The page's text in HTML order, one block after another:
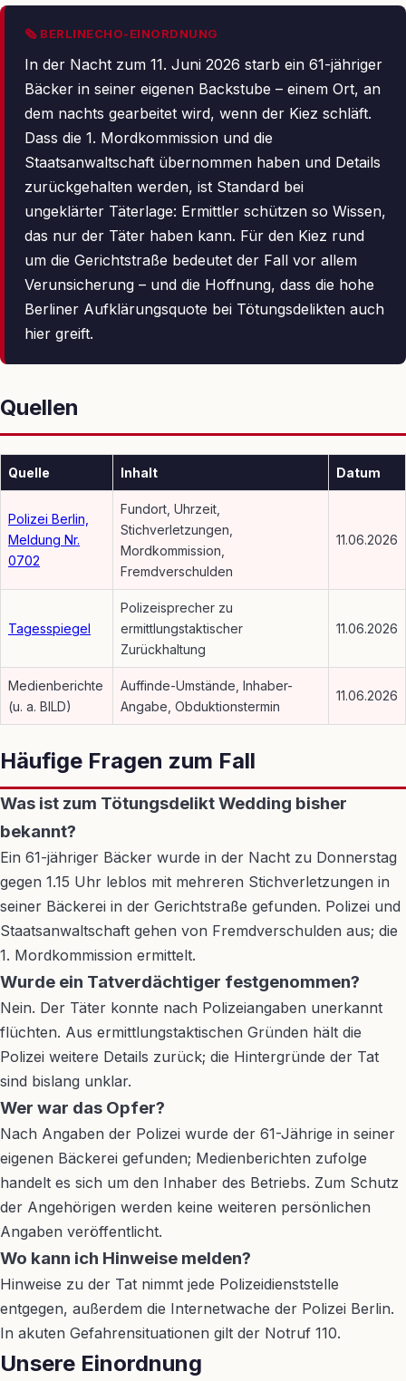
🗞 BERLINECHO-EINORDNUNG
In der Nacht zum 11. Juni 2026 starb ein 61-jähriger
Bäcker in seiner eigenen Backstube – einem Ort, an
dem nachts gearbeitet wird, wenn der Kiez schläft.
Dass die 1. Mordkommission und die
Staatsanwaltschaft übernommen haben und Details
zurückgehalten werden, ist Standard bei
ungeklärter Täterlage: Ermittler schützen so Wissen,
das nur der Täter haben kann. Für den Kiez rund
um die Gerichtstraße bedeutet der Fall vor allem
Verunsicherung – und die Hoffnung, dass die hohe
Berliner Aufklärungsquote bei Tötungsdelikten auch
hier greift.
Quellen
Quelle Inhalt Datum
Polizei Berlin,
Meldung Nr.
0702
Fundort, Uhrzeit,
Stichverletzungen,
Mordkommission,
Fremdverschulden
11.06.2026
Tagesspiegel
Polizeisprecher zu
ermittlungstaktischer
Zurückhaltung
11.06.2026
Medienberichte
(u. a. BILD)
Auffinde-Umstände, Inhaber-
Angabe, Obduktionstermin
11.06.2026
Häufige Fragen zum Fall
Was ist zum Tötungsdelikt Wedding bisher
bekannt?
Ein 61-jähriger Bäcker wurde in der Nacht zu Donnerstag
gegen 1.15 Uhr leblos mit mehreren Stichverletzungen in
seiner Bäckerei in der Gerichtstraße gefunden. Polizei und
Staatsanwaltschaft gehen von Fremdverschulden aus; die
1. Mordkommission ermittelt.
Wurde ein Tatverdächtiger festgenommen?
Nein. Der Täter konnte nach Polizeiangaben unerkannt
flüchten. Aus ermittlungstaktischen Gründen hält die
Polizei weitere Details zurück; die Hintergründe der Tat
sind bislang unklar.
Wer war das Opfer?
Nach Angaben der Polizei wurde der 61-Jährige in seiner
eigenen Bäckerei gefunden; Medienberichten zufolge
handelt es sich um den Inhaber des Betriebs. Zum Schutz
der Angehörigen werden keine weiteren persönlichen
Angaben veröffentlicht.
Wo kann ich Hinweise melden?
Hinweise zu der Tat nimmt jede Polizeidienststelle
entgegen, außerdem die Internetwache der Polizei Berlin.
In akuten Gefahrensituationen gilt der Notruf 110.
Unsere Einordnung